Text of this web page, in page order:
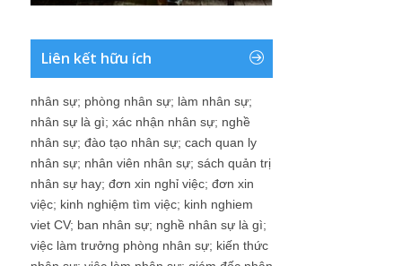
Liên kết hữu ích
nhân sự; phòng nhân sự; làm nhân sự;
nhân sự là gì; xác nhận nhân sự; nghề
nhân sự; đào tạo nhân sự; cach quan ly
nhân sự; nhân viên nhân sự; sách quản trị
nhân sự hay; đơn xin nghỉ việc; đơn xin
việc; kinh nghiệm tìm việc; kinh nghiem
viet CV; ban nhân sự; nghề nhân sự là gì;
việc làm trưởng phòng nhân sự; kiến thức